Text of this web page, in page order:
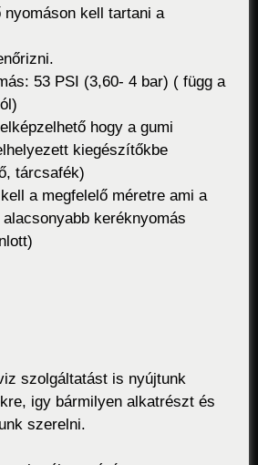
nyomáson kell tartani a
53 PSI (3,60- 4 bar) ( függ a
hogy a gumi
kiegészítőkbe
tárcsafék)
a megfelelő méretre ami a
keréknyomás
szolgáltatást is nyújtunk
igy bármilyen alkatrészt és
szerelni.